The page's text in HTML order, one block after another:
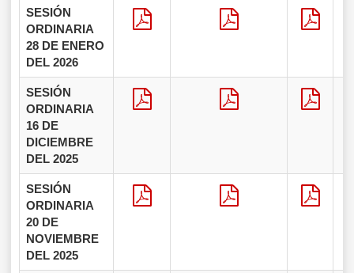
SESIÓN
ORDINARIA
28 DE ENERO
DEL 2026
SESIÓN
ORDINARIA
16 DE
DICIEMBRE
DEL 2025
SESIÓN
ORDINARIA
20 DE
NOVIEMBRE
DEL 2025